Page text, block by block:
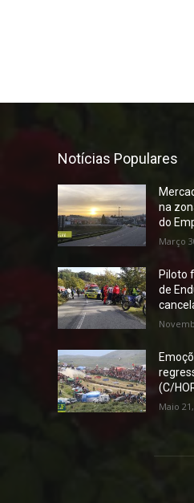
Notícias Populares
na
do
Março
Piloto
de
(C/
Maio